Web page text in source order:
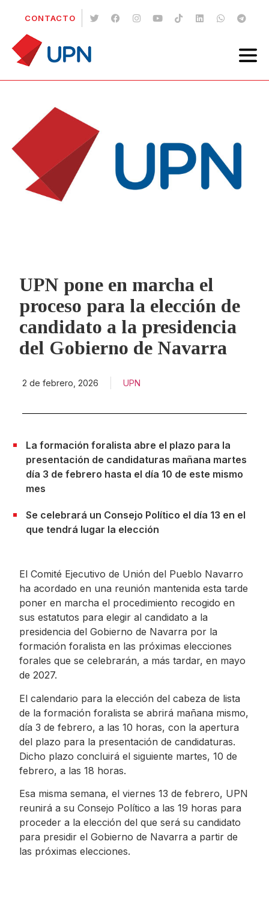
CONTACTO
UPN pone en marcha el
proceso para la elección de
candidato a la presidencia
del Gobierno de Navarra
2 de febrero, 2026 UPN
La formación foralista abre el plazo para la
presentación de candidaturas mañana martes
día 3 de febrero hasta el día 10 de este mismo
mes
Se celebrará un Consejo Político el día 13 en el
que tendrá lugar la elección
El Comité Ejecutivo de Unión del Pueblo Navarro
ha acordado en una reunión mantenida esta tarde
poner en marcha el procedimiento recogido en
sus estatutos para elegir al candidato a la
presidencia del Gobierno de Navarra por la
formación foralista en las próximas elecciones
forales que se celebrarán, a más tardar, en mayo
de 2027.
El calendario para la elección del cabeza de lista
de la formación foralista se abrirá mañana mismo,
día 3 de febrero, a las 10 horas, con la apertura
del plazo para la presentación de candidaturas.
Dicho plazo concluirá el siguiente martes, 10 de
febrero, a las 18 horas.
Esa misma semana, el viernes 13 de febrero, UPN
reunirá a su Consejo Político a las 19 horas para
proceder a la elección del que será su candidato
para presidir el Gobierno de Navarra a partir de
las próximas elecciones.